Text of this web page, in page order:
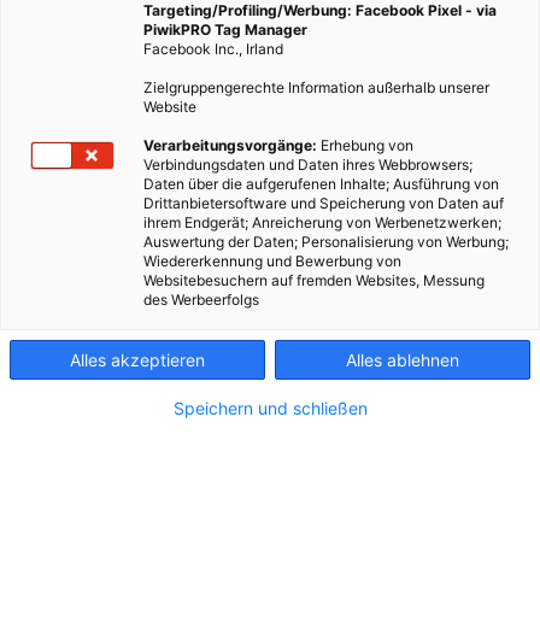
Targeting/Profiling/Werbung: Facebook Pixel - via
PiwikPRO Tag Manager
Facebook Inc., Irland
Zielgruppengerechte Information außerhalb unserer
Website
Verarbeitungsvorgänge: Erhebung von
Verbindungsdaten und Daten ihres Webbrowsers;
Daten über die aufgerufenen Inhalte; Ausführung von
Drittanbietersoftware und Speicherung von Daten auf
ihrem Endgerät; Anreicherung von Werbenetzwerken;
Auswertung der Daten; Personalisierung von Werbung;
Wiedererkennung und Bewerbung von
Websitebesuchern auf fremden Websites, Messung
des Werbeerfolgs
Alles akzeptieren Alles ablehnen
Speichern und schließen